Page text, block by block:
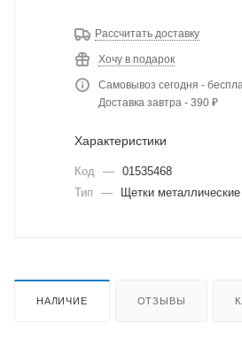
Рассчитать доставку
Хочу в подарок
Самовывоз сегодня -
Доставка завтра - 390 ₽
Характеристики
Код — 01535468
Тип
— Щетки металлические
НАЛИЧИЕ ОТЗЫВЫ